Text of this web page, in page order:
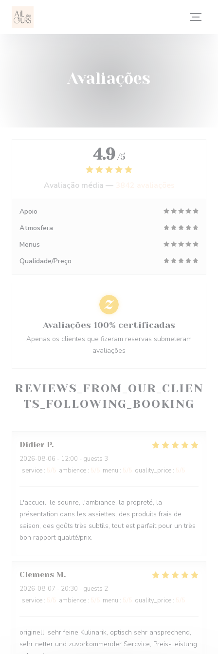
Avaliações
REVIEWS_FROM_OUR_CLIEN
TS_FOLLOWING_BOOKING
Didier P
2026-08-06 - 12:00 - guests 3
service : ambience : menu : quality_price :
L'accueil, le sourire, l'ambiance, la propreté, la
présentation dans les assiettes, des produits frais de
saison, des goûts très subtils, tout est parfait pour un très
bon rapport qualité/prix.
Clemens M
2026-08-07 - 20:30 - guests 2
service : ambience : menu : quality_price :
originell, sehr feine Kulinarik, optisch sehr ansprechend,
sehr netter und zuvorkommender Sercvice, Preis-Leistung
4.9 /5
Avaliação média —
Apoio
Atmosfera
Menus
Qualidade/Preço
Avaliações 100% certificadas
Apenas os clientes que fizeram reservas submeteram
avaliações